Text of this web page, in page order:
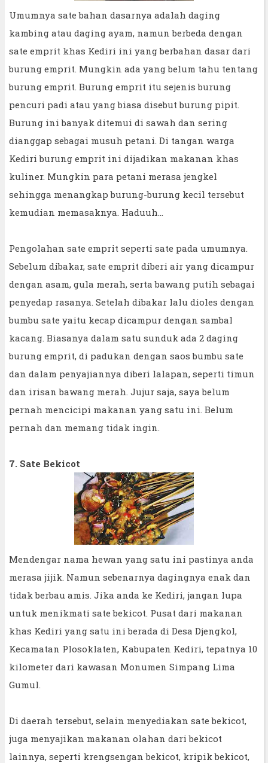
Umumnya sate bahan dasarnya adalah daging
kambing atau daging ayam, namun berbeda dengan
sate emprit khas Kediri ini yang berbahan dasar dari
burung emprit. Mungkin ada yang belum tahu tentang
burung emprit. Burung emprit itu sejenis burung
pencuri padi atau yang biasa disebut burung pipit.
Burung ini banyak ditemui di sawah dan sering
dianggap sebagai musuh petani. Di tangan warga
Kediri burung emprit ini dijadikan makanan khas
kuliner. Mungkin para petani merasa jengkel
sehingga menangkap burung-burung kecil tersebut
kemudian memasaknya. Haduuh...
Pengolahan sate emprit seperti sate pada umumnya.
Sebelum dibakar, sate emprit diberi air yang dicampur
dengan asam, gula merah, serta bawang putih sebagai
penyedap rasanya. Setelah dibakar lalu dioles dengan
bumbu sate yaitu kecap dicampur dengan sambal
kacang. Biasanya dalam satu sunduk ada 2 daging
burung emprit, di padukan dengan saos bumbu sate
dan dalam penyajiannya diberi lalapan, seperti timun
dan irisan bawang merah. Jujur saja, saya belum
pernah mencicipi makanan yang satu ini. Belum
pernah dan memang tidak ingin.
7. Sate Bekicot
Mendengar nama hewan yang satu ini pastinya anda
merasa jijik. Namun sebenarnya dagingnya enak dan
tidak berbau amis. Jika anda ke Kediri, jangan lupa
untuk menikmati sate bekicot. Pusat dari makanan
khas Kediri yang satu ini berada di Desa Djengkol,
Kecamatan Plosoklaten, Kabupaten Kediri, tepatnya 10
kilometer dari kawasan Monumen Simpang Lima
Gumul.
Di daerah tersebut, selain menyediakan sate bekicot,
juga menyajikan makanan olahan dari bekicot
lainnya, seperti krengsengan bekicot, kripik bekicot,